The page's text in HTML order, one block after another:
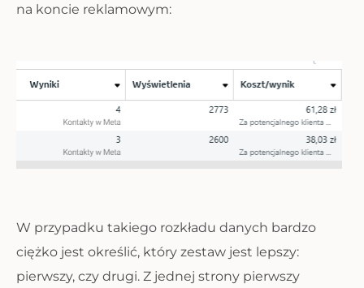
na koncie reklamowym:
W przypadku takiego rozkładu danych bardzo
ciężko jest określić, który zestaw jest lepszy:
pierwszy, czy drugi. Z jednej strony pierwszy